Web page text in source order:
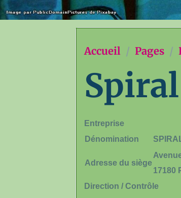
Accueil Pages
Entreprise
Dénomination
Adresse du siège
17180
Direction / Contrôle